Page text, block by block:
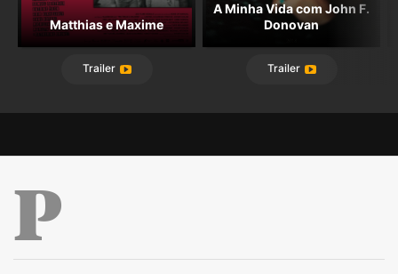
Matthias e Maxime
Trailer
A Minha Vida com John F.
Donovan
Trailer